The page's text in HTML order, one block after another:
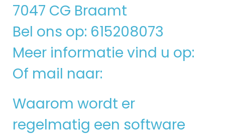
7047 CG Braamt
Bel ons op: 615208073
Meer informatie vind u op:
Of mail naar:
Waarom wordt er
regelmatig een software